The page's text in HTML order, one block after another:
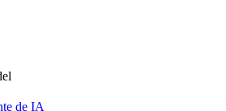
de IA